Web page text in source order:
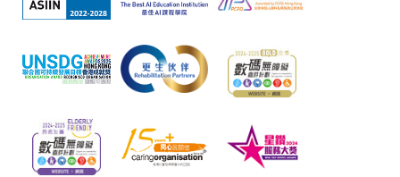
誤；（4）任何由付款的網關引起或與付款的網關相關的原
以上中文本純作參考之用，如內容與英文版本有任何歧義，一
切以英文版本為準。